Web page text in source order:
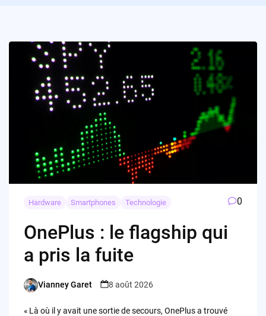
Hardware Smartphones Technologie 0
OnePlus : le flagship qui
a pris la fuite
Posted
Vianney Garet 8 août 2026
« Là où il y avait une sortie de secours, OnePlus a trouvé